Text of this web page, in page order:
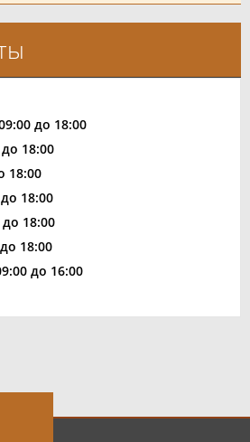
до 18:00
18:00
18:00
18:00
до 18:00
18:00
до 16:00